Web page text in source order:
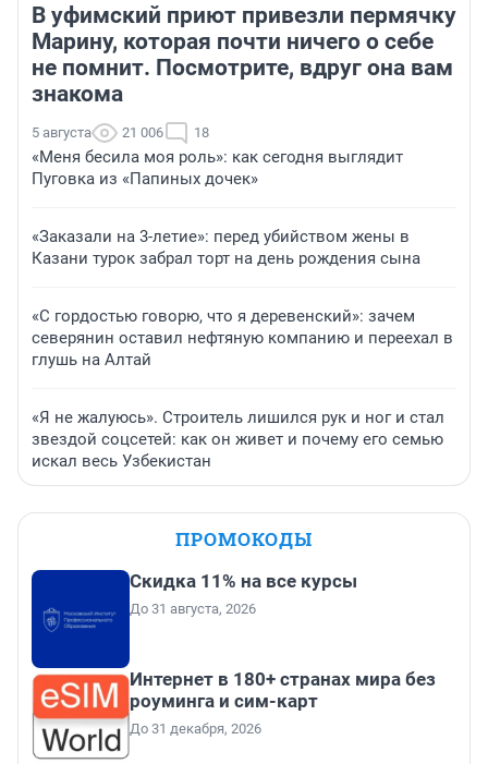
В уфимский приют привезли пермячку
Марину, которая почти ничего о себе
не помнит. Посмотрите, вдруг она вам
знакома
5 августа 21 006 18
«Меня бесила моя роль»: как сегодня выглядит
Пуговка из «Папиных дочек»
«Заказали на 3-летие»: перед убийством жены в
Казани турок забрал торт на день рождения сына
«С гордостью говорю, что я деревенский»: зачем
северянин оставил нефтяную компанию и переехал в
глушь на Алтай
«Я не жалуюсь». Строитель лишился рук и ног и стал
звездой соцсетей: как он живет и почему его семью
искал весь Узбекистан
ПРОМОКОДЫ
Скидка 11% на все курсы
До 31 августа, 2026
Интернет в 180+ странах мира без
роуминга и сим-карт
До 31 декабря, 2026